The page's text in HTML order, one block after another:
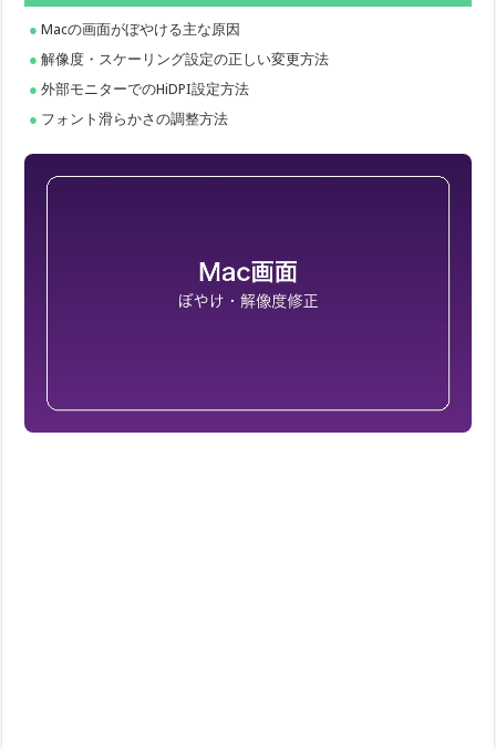
Macの画面がぼやける主な原因
解像度・スケーリング設定の正しい変更方法
外部モニターでのHiDPI設定方法
フォント滑らかさの調整方法